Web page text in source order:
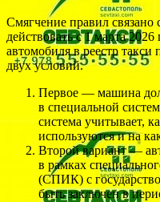
Смягчение правил связано
действовать с 1 марта
автомобиля в реестр такси
двух условий.
Первое — машина
в специальной
система учитывает,
используются и на
Второй вариант —
в рамках
(СПИК) с
быть заключен в